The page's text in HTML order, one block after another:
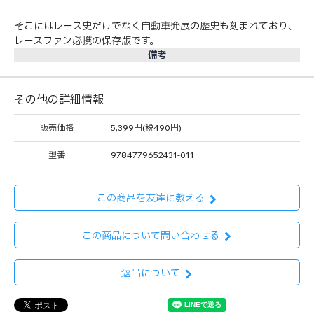
そこにはレース史だけでなく自動車発展の歴史も刻まれており、
レースファン必携の保存版です。
備考
その他の詳細情報
販売価格 5,399円(税490円)
型番 9784779652431-011
この商品を友達に教える
この商品について問い合わせる
返品について